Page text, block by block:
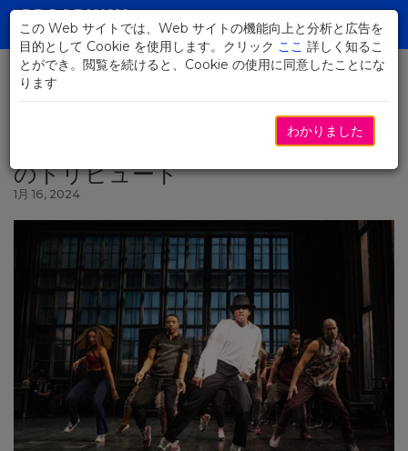
Skip
Main
Content
MJ：「キング・オブ・ポップ」へ
のトリビュート
1月 16, 2024
この Web サイトでは、Web サイトの機能向上と分析と広告を
目的として Cookie を使用します。クリック ここ 詳しく知るこ
とができ。閲覧を続けると、Cookie の使用に同意したことにな
ります
わかりました